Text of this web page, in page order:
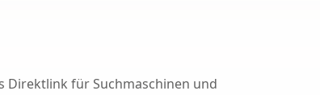
Direktlink für Suchmaschinen und